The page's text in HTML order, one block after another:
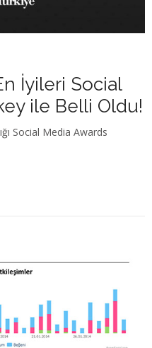
İyileri Social
ile Belli Oldu!
Social Media Awards